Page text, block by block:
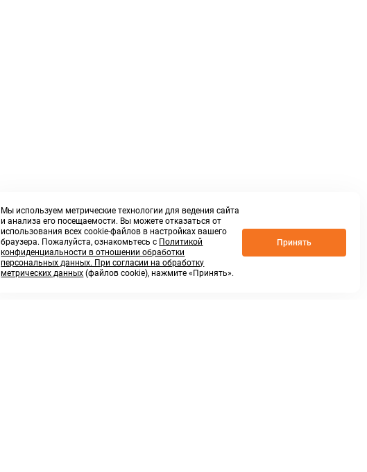
Мы используем метрические технологии для ведения сайта
и анализа его посещаемости. Вы можете отказаться от
использования всех cookie-файлов в настройках вашего
браузера. Пожалуйста, ознакомьтесь с Политикой
конфиденциальности в отношении обработки
персональных данных. При согласии на обработку
метрических данных (файлов cookie), нажмите «Принять».
Принять